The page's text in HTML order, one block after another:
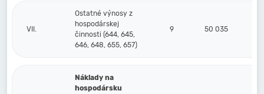
VII.
Ostatné výnosy z
hospodárskej
činnosti (644, 645,
646, 648, 655, 657)
9 50 035
Náklady na
hospodársku